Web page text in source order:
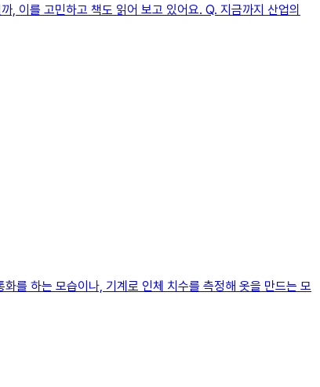
, 이를 고민하고 책도 읽어 보고 있어요. Q. 지금까지 산업의
를 하는 모습이나, 기계로 인체 치수를 측정해 옷을 만드는 모